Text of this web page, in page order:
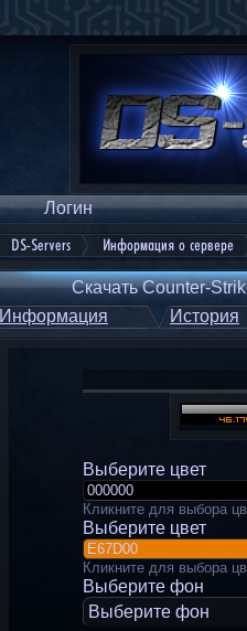
Логин
DS-Servers Информация о сервере
Скачать Counter-
Информация
История
Выберите цвет
Кликните для выбора
Выберите цвет
Кликните для выбора
Выберите фон
Выберите фон